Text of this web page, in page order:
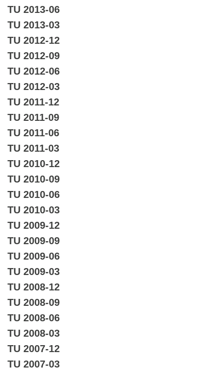
TU 2013-06
TU 2013-03
TU 2012-12
TU 2012-09
TU 2012-06
TU 2012-03
TU 2011-12
TU 2011-09
TU 2011-06
TU 2011-03
TU 2010-12
TU 2010-09
TU 2010-06
TU 2010-03
TU 2009-12
TU 2009-09
TU 2009-06
TU 2009-03
TU 2008-12
TU 2008-09
TU 2008-06
TU 2008-03
TU 2007-12
TU 2007-03